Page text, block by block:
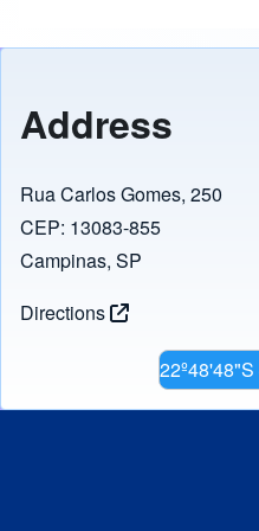
Address
Rua Carlos Gomes, 250
CEP: 13083-855
Campinas, SP
Directions